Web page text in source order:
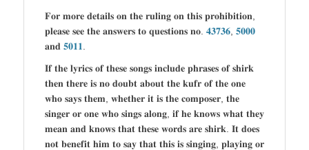
𝐅𝐨𝐫 𝐦𝐨𝐫𝐞 𝐝𝐞𝐭𝐚𝐢𝐥𝐬 𝐨𝐧 𝐭𝐡𝐞 𝐫𝐮𝐥𝐢𝐧𝐠 𝐨𝐧 𝐭𝐡𝐢𝐬 𝐩𝐫𝐨𝐡𝐢𝐛𝐢𝐭𝐢𝐨𝐧,
𝐩𝐥𝐞𝐚𝐬𝐞 𝐬𝐞𝐞 𝐭𝐡𝐞 𝐚𝐧𝐬𝐰𝐞𝐫𝐬 𝐭𝐨 𝐪𝐮𝐞𝐬𝐭𝐢𝐨𝐧𝐬 𝐧𝐨. 𝟒𝟑𝟕𝟑𝟔 𝟓𝟎𝟎𝟎
𝐚𝐧𝐝 𝟓𝟎𝟏𝟏
𝐈𝐟 𝐭𝐡𝐞 𝐥𝐲𝐫𝐢𝐜𝐬 𝐨𝐟 𝐭𝐡𝐞𝐬𝐞 𝐬𝐨𝐧𝐠𝐬 𝐢𝐧𝐜𝐥𝐮𝐝𝐞 𝐩𝐡𝐫𝐚𝐬𝐞𝐬 𝐨𝐟 𝐬𝐡𝐢𝐫𝐤
𝐭𝐡𝐞𝐧 𝐭𝐡𝐞𝐫𝐞 𝐢𝐬 𝐧𝐨 𝐝𝐨𝐮𝐛𝐭 𝐚𝐛𝐨𝐮𝐭 𝐭𝐡𝐞 𝐤𝐮𝐟𝐫 𝐨𝐟 𝐭𝐡𝐞 𝐨𝐧𝐞
𝐰𝐡𝐨 𝐬𝐚𝐲𝐬 𝐭𝐡𝐞𝐦, 𝐰𝐡𝐞𝐭𝐡𝐞𝐫 𝐢𝐭 𝐢𝐬 𝐭𝐡𝐞 𝐜𝐨𝐦𝐩𝐨𝐬𝐞𝐫, 𝐭𝐡𝐞
𝐬𝐢𝐧𝐠𝐞𝐫 𝐨𝐫 𝐨𝐧𝐞 𝐰𝐡𝐨 𝐬𝐢𝐧𝐠𝐬 𝐚𝐥𝐨𝐧𝐠, 𝐢𝐟 𝐡𝐞 𝐤𝐧𝐨𝐰𝐬 𝐰𝐡𝐚𝐭 𝐭𝐡𝐞𝐲
𝐦𝐞𝐚𝐧 𝐚𝐧𝐝 𝐤𝐧𝐨𝐰𝐬 𝐭𝐡𝐚𝐭 𝐭𝐡𝐞𝐬𝐞 𝐰𝐨𝐫𝐝𝐬 𝐚𝐫𝐞 𝐬𝐡𝐢𝐫𝐤. 𝐈𝐭 𝐝𝐨𝐞𝐬
𝐧𝐨𝐭 𝐛𝐞𝐧𝐞𝐟𝐢𝐭 𝐡𝐢𝐦 𝐭𝐨 𝐬𝐚𝐲 𝐭𝐡𝐚𝐭 𝐭𝐡𝐢𝐬 𝐢𝐬 𝐬𝐢𝐧𝐠𝐢𝐧𝐠, 𝐩𝐥𝐚𝐲𝐢𝐧𝐠 𝐨𝐫